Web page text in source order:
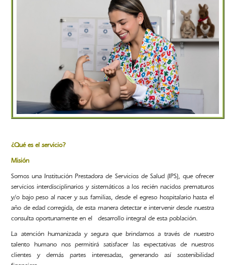
¿Qué es el servicio?
Misión
Somos una Institución Prestadora de Servicios de Salud (IPS), que ofrecer
servicios interdisciplinarios y sistemáticos a los recién nacidos prematuros
y/o bajo peso al nacer y sus familias, desde el egreso hospitalario hasta el
año de edad corregida, de esta manera detectar e intervenir desde nuestra
consulta oportunamente en el desarrollo integral de esta población.
La atención humanizada y segura que brindamos a través de nuestro
talento humano nos permitirá satisfacer las expectativas de nuestros
clientes y demás partes interesadas, generando así sostenibilidad